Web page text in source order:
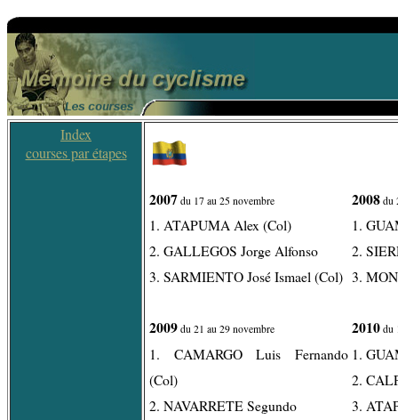
Index
courses par étapes
2007 du 17 au 25 novembre
1. ATAPUMA Alex (Col)
2. GALLEGOS Jorge Alfonso
3. SARMIENTO José Ismael (Col)
2009 du 21 au 29 novembre
1. CAMARGO Luis Fernando
(Col)
2. NAVARRETE Segundo
2008 du
1.
2.
3.
2010 du
1.
2.
3.